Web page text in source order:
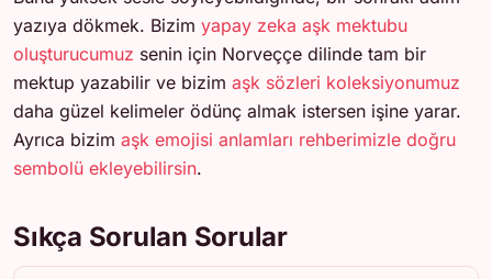
yazıya dökmek. Bizim yapay zeka aşk mektubu
oluşturucumuz senin için Norveççe dilinde tam bir
mektup yazabilir ve bizim aşk sözleri koleksiyonumuz
daha güzel kelimeler ödünç almak istersen işine yarar.
Ayrıca bizim aşk emojisi anlamları rehberimizle doğru
sembolü ekleyebilirsin.
Sıkça Sorulan Sorular